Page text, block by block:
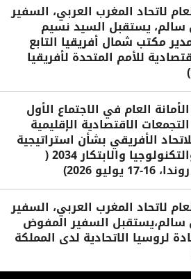
لاتحاد المغرب العربي، السفير
يستقبل السيد نسيم
مكتب شمال أفريقيا التابع
للأمم المتحدة لأفريقيا
العام في الاجتماع الأول
الاقتصادية الإقليمية
الأفريقي بشأن استراتيجية
العلوم والتكنولوجيا والابتكار 2034 (
يوليو 2026)
لاتحاد المغرب العربي، السفير
السفير المفوض
لروسيا الاتحادية لدى المملكة